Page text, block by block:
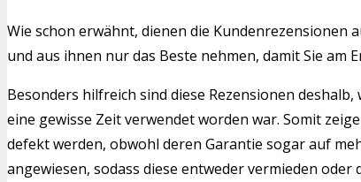
Wie schon erwähnt, dienen die
und aus ihnen nur das Beste nehmen, damit Sie
Besonders hilfreich sind diese Rezensionen
eine gewisse Zeit verwendet worden war. Somit
defekt werden, obwohl deren Garantie sogar auf
angewiesen, sodass diese entweder vermieden